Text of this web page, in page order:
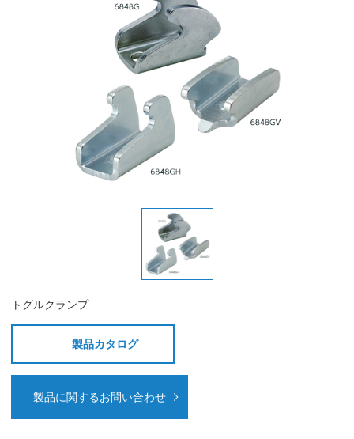
トグルクランプ
製品カタログ
製品に関するお問い合わせ